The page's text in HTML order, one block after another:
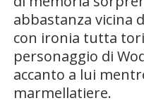
abbastanza vicina
con ironia tutta
personaggio di
accanto a lui
marmellatiere.